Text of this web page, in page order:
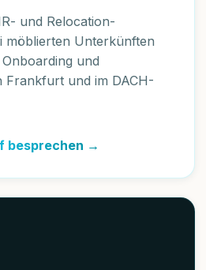
und Relocation-
möblierten Unterkünften
und
Frankfurt und im DACH-
besprechen →